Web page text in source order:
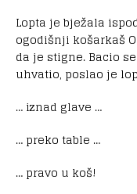
Lopta je bježala
ogodišnji košarkaš
da je stigne. Bacio
uhvatio, poslao je
… iznad glave …
… preko table …
… pravo u koš!